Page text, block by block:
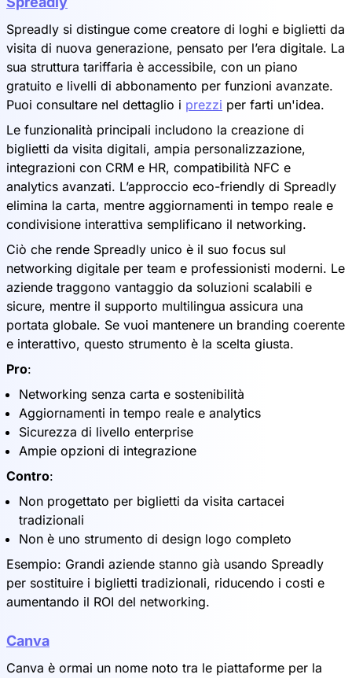
Spreadly si distingue come creatore di loghi e biglietti da
visita di nuova generazione, pensato per l’era digitale. La
sua struttura tariffaria è accessibile, con un piano
gratuito e livelli di abbonamento per funzioni avanzate.
Puoi consultare nel dettaglio i prezzi per farti un'idea.
Le funzionalità principali includono la creazione di
biglietti da visita digitali, ampia personalizzazione,
integrazioni con CRM e HR, compatibilità NFC e
analytics avanzati. L’approccio eco-friendly di Spreadly
elimina la carta, mentre aggiornamenti in tempo reale e
condivisione interattiva semplificano il networking.
Ciò che rende Spreadly unico è il suo focus sul
networking digitale per team e professionisti moderni. Le
aziende traggono vantaggio da soluzioni scalabili e
sicure, mentre il supporto multilingua assicura una
portata globale. Se vuoi mantenere un branding coerente
e interattivo, questo strumento è la scelta giusta.
Pro:
Networking senza carta e sostenibilità
Aggiornamenti in tempo reale e analytics
Sicurezza di livello enterprise
Ampie opzioni di integrazione
Contro:
Non progettato per biglietti da visita cartacei
tradizionali
Non è uno strumento di design logo completo
Esempio: Grandi aziende stanno già usando Spreadly
per sostituire i biglietti tradizionali, riducendo i costi e
aumentando il ROI del networking.
Canva
Canva è ormai un nome noto tra le piattaforme per la